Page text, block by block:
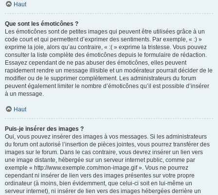
Haut
Que sont les émoticônes ?
Les émoticônes sont de petites images qui peuvent être utilisées grâce à un
code court et qui permettent d’exprimer des sentiments. Par exemple, « :) »
exprime la joie, alors qu’au contraire, « :( » exprime la tristesse. Vous pouvez
consulter la liste complète des émoticônes depuis le formulaire de rédaction.
Essayez cependant de ne pas abuser des émoticônes, elles peuvent
rapidement rendre un message illisible et un modérateur pourrait décider de le
modifier ou de le supprimer complètement. Les administrateurs du forum
peuvent également limiter le nombre d’émoticônes qu’il est possible d’insérer
à un message.
Haut
Puis-je insérer des images ?
Oui, vous pouvez insérer des images à vos messages. Si les administrateurs
du forum ont autorisé l’insertion de pièces jointes, vous pourrez transférer des
images sur le forum. Dans le cas contraire, vous devrez insérer un lien vers
une image distante, hébergée sur un serveur internet public, comme par
exemple « http://www.exemple.com/mon-image.gif ». Vous ne pourrez
cependant ni insérer de lien vers des images présentes sur votre propre
ordinateur (à moins, bien évidemment, que celui-ci soit en lui-même un
serveur internet), ni insérer de lien vers des images hébergées derrière un